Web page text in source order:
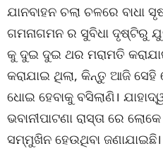
ଯାନବାହନ ଚଲା ଚଳରେ ବାଧା
ଗମନାଗମନ ର ସୁବିଧା ଦୃଷ୍ଟିରୁ
କୁ ଦୁଇ ଦୁଇ ଥର ମରାମତି
କରାଯାଇ ଥିଲା, କିନ୍ତୁ ଆଜି
ଧୋଇ ହେବାକୁ ବସିଲାଣି।
ଭବାନୀପାଟଣା ରାସ୍ତା ରେ
ସମ୍ମୁଖିନ ହେଉଥିବା